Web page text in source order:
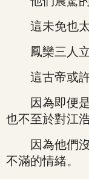
這未免也太
鳳欒三人立
這古帝或許
因為即便是
也不至於對江
因為他們沒
不滿的情緒。